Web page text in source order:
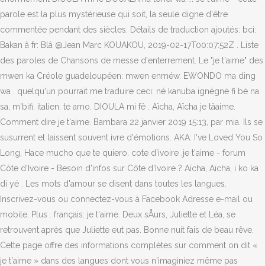
parole est la plus mystérieuse qui soit, la seule digne d'être
commentée pendant des siècles. Détails de traduction ajoutés: bci:
Bakan â fr: Blâ @Jean Marc KOUAKOU, 2019-02-17T00:07:52Z . Liste
des paroles de Chansons de messe d'enterrement. Le "je t'aime" des
mwen ka Créole guadeloupéen: mwen enméw. EWONDO ma ding
wa . quelqu'un pourrait me traduire ceci: né kanuba ignègnè fi bè na
sa, m'bifi. italien: te amo. DIOULA mi fê . Aïcha, Aïcha je tâaime.
Comment dire je t'aime. Bambara 22 janvier 2019 15:13, par mia. Ils se
susurrent et laissent souvent ivre d'émotions. AKA: I've Loved You So
Long, Hace mucho que te quiero. cote d'ivoire ,je t'aime - forum
Côte d'Ivoire - Besoin d'infos sur Côte d'Ivoire ? Aïcha, Aïcha, i ko ka
di yé . Les mots d'amour se disent dans toutes les langues.
Inscrivez-vous ou connectez-vous à Facebook Adresse e-mail ou
mobile. Plus . français: je t'aime. Deux sÅurs, Juliette et Léa, se
retrouvent après que Juliette eut pas. Bonne nuit fais de beau rêve.
Cette page offre des informations complètes sur comment on dit «
je t'aime » dans des langues dont vous n'imaginiez même pas